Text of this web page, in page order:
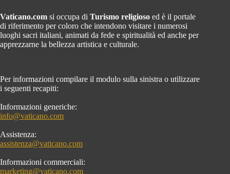
Vaticano.com si occupa di Turismo religioso ed è il portale
di riferimento per coloro che intendono visitare i numerosi
luoghi sacri italiani, animati da fede e spiritualità ed anche per
apprezzarne la bellezza artistica e culturale.
Per informazioni compilare il modulo sulla sinistra o utilizzare
i seguenti recapiti:
Informazioni generiche:
info@vaticano.com
Assistenza:
assistenza@vaticano.com
Informazioni commerciali:
marketing@vaticano.com